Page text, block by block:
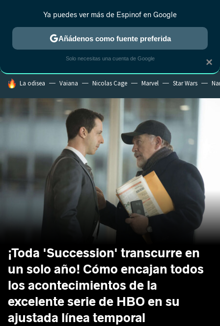
MENÚ NUEVO
ESTRENOS REALITY ANIME RANKINGS CINE
HOY SE HABLA DE
La odisea Vaiana Nicolas Cage Marvel Star Wars
¡Toda 'Succession' transcurre en
un solo año! Cómo encajan todos
los acontecimientos de la
excelente serie de HBO en su
ajustada línea temporal
×
Ya puedes ver más de Espinof en Google
Añádenos como fuente preferida
Solo necesitas una cuenta de Google